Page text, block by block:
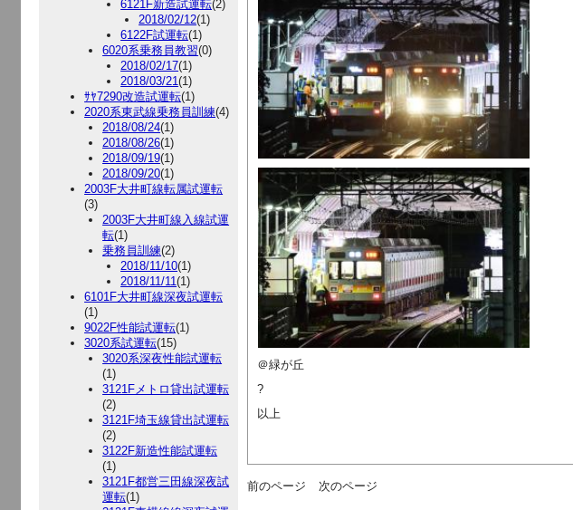
6121F新造試運転(2)
2018/02/12(1)
6122F試運転(1)
6020系乗務員教習(0)
2018/02/17(1)
2018/03/21(1)
ｻﾔ7290改造試運転(1)
2020系東武線乗務員訓練(4)
2018/08/24(1)
2018/08/26(1)
2018/09/19(1)
2018/09/20(1)
2003F大井町線転属試運転
(3)
2003F大井町線入線試運
転(1)
乗務員訓練(2)
2018/11/10(1)
2018/11/11(1)
6101F大井町線深夜試運転
(1)
9022F性能試運転(1)
3020系試運転(15)
3020系深夜性能試運転
(1)
3121Fメトロ貸出試運転
(2)
3121F埼玉線貸出試運転
(2)
3122F新造性能試運転
(1)
3121F都営三田線深夜試
運転(1)
＠緑が丘
?
以上
前のページ
次のページ